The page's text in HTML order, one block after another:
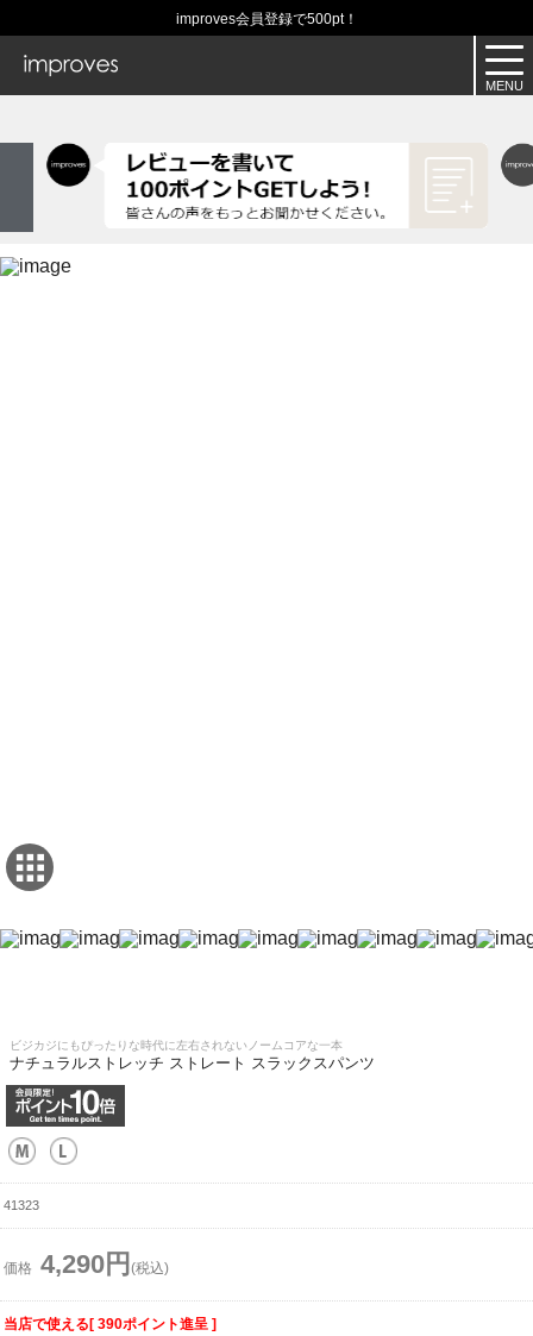
improves会員登録で500pt！
ビジカジにもぴったりな時代に左右されないノームコアな一本
ナチュラルストレッチ ストレート スラックスパンツ
41323
価格 4,290円 (税込)
当店で使える[ 390ポイント進呈 ]